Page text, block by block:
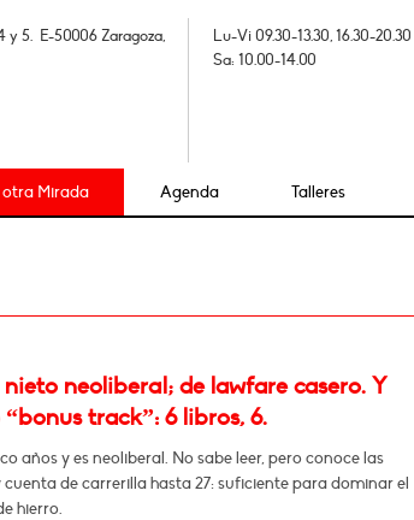
y 5. E-50006 Zaragoza,
Lu-Vi 09.30-13.30, 16.30-20.30
Sa: 10.00-14.00
otra Mirada Agenda Talleres
neoliberal; de lawfare casero. Y
track”: 6 libros, 6.
años y es neoliberal. No sabe leer, pero conoce las
de carrerilla hasta 27: suficiente para dominar el
hierro.